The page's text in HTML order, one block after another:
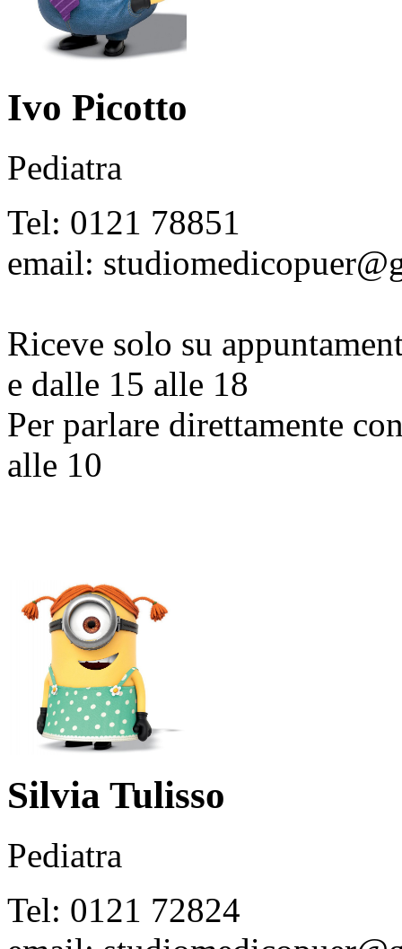
Ivo Picotto
Pediatra
Tel: 0121 78851
email:
Riceve solo su
e dalle 15 alle 18
Per parlare direttamente
alle 10
Silvia Tulisso
Pediatra
Tel: 0121 72824